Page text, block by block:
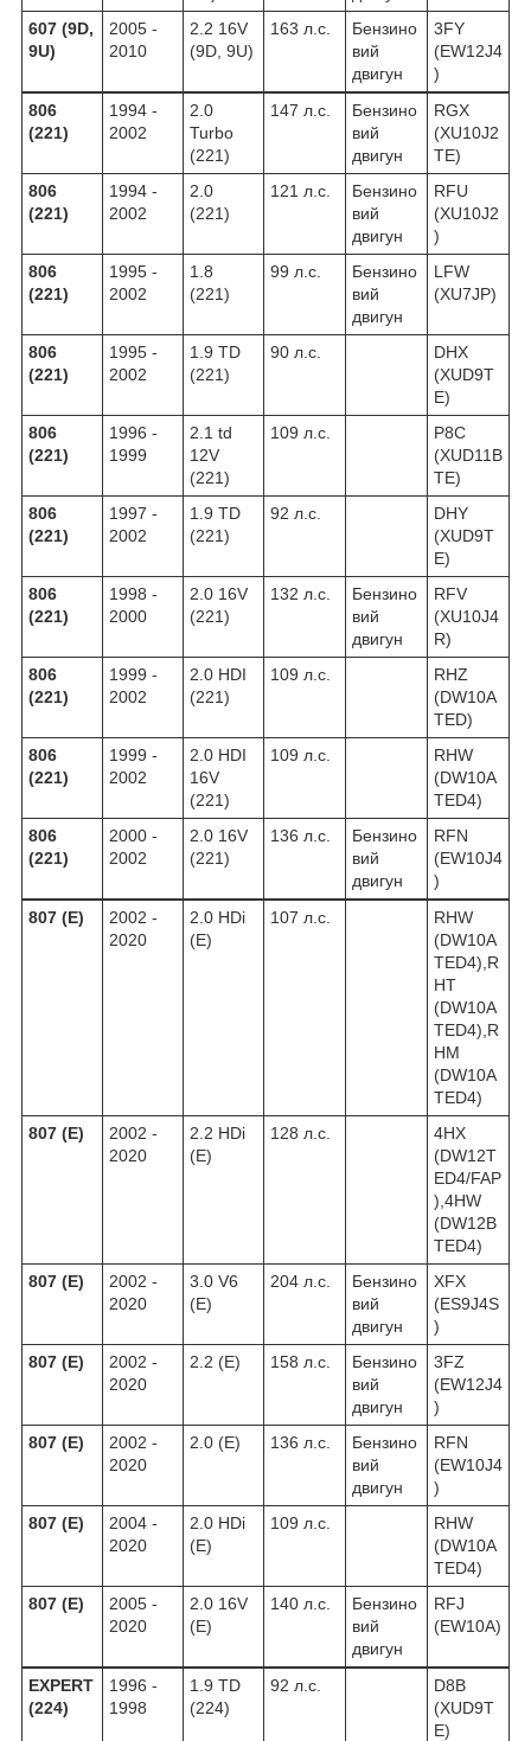
607 (9D,
9U)
2005 -
2010
2.2 16V
(9D, 9U)
163 л.с.
Бензино
вий
двигун
3FY
(EW12J4
)
806
(221)
1994 -
2002
2.0
Turbo
(221)
147 л.с.
Бензино
вий
двигун
RGX
(XU10J2
TE)
806
(221)
1994 -
2002
2.0
(221)
121 л.с.
Бензино
вий
двигун
RFU
(XU10J2
)
806
(221)
1995 -
2002
1.8
(221)
99 л.с.
Бензино
вий
двигун
LFW
(XU7JP)
806
(221)
1995 -
2002
1.9 TD
(221)
90 л.с.
DHX
(XUD9T
E)
806
(221)
1996 -
1999
2.1 td
12V
(221)
109 л.с.
P8C
(XUD11B
TE)
806
(221)
1997 -
2002
1.9 TD
(221)
92 л.с.
DHY
(XUD9T
E)
806
(221)
1998 -
2000
2.0 16V
(221)
132 л.с.
Бензино
вий
двигун
RFV
(XU10J4
R)
806
(221)
1999 -
2002
2.0 HDI
(221)
109 л.с.
RHZ
(DW10A
TED)
806
(221)
1999 -
2002
2.0 HDI
16V
(221)
109 л.с.
RHW
(DW10A
TED4)
806
(221)
2000 -
2002
2.0 16V
(221)
136 л.с.
Бензино
вий
двигун
RFN
(EW10J4
)
807 (E)
2002 -
2020
2.0 HDi
(E)
107 л.с.
RHW
(DW10A
TED4),R
HT
(DW10A
TED4),R
HM
(DW10A
TED4)
807 (E)
2002 -
2020
2.2 HDi
(E)
128 л.с.
4HX
(DW12T
ED4/FAP
),4HW
(DW12B
TED4)
807 (E)
2002 -
2020
3.0 V6
(E)
204 л.с.
Бензино
вий
двигун
XFX
(ES9J4S
)
807 (E)
2002 -
2020
2.2 (E) 158 л.с.
Бензино
вий
двигун
3FZ
(EW12J4
)
807 (E)
2002 -
2020
2.0 (E) 136 л.с.
Бензино
вий
двигун
RFN
(EW10J4
)
807 (E)
2004 -
2020
2.0 HDi
(E)
109 л.с.
RHW
(DW10A
TED4)
807 (E)
2005 -
2020
2.0 16V
(E)
140 л.с.
Бензино
вий
двигун
RFJ
(EW10A)
EXPERT
(224)
1996 -
1998
1.9 TD
(224)
92 л.с.
D8B
(XUD9T
E)